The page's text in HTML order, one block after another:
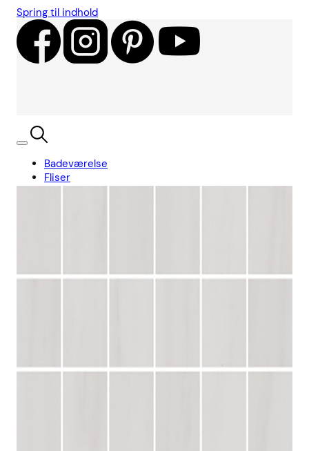
Spring til indhold
Badeværelse
Fliser